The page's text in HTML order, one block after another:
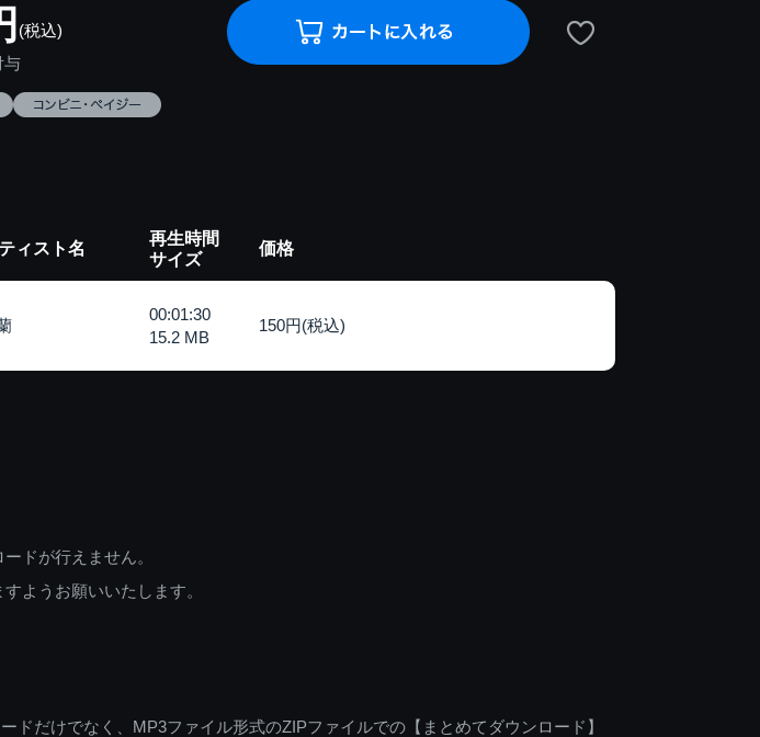
(税込)
与
ィスト名
再生時間
サイズ
価格
00:01:30
15.2 MB
150円(税込)
ドが行えません。
ようお願いいたします。
だけでなく、MP3ファイル形式のZIPファイルでの【まとめてダウンロード】